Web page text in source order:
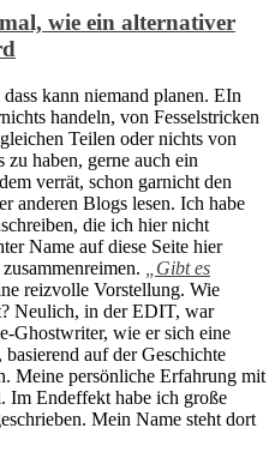
wie ein alternativer
kann niemand planen. EIn
handeln, von Fesselstricken
Teilen oder nichts von
haben, gerne auch ein
verrät, schon garnicht den
anderen Blogs lesen. Ich habe
die ich hier nicht
Name auf diese Seite hier
„Gibt es
reizvolle Vorstellung. Wie
Neulich, in der EDIT, war
Ghostwriter, wie er sich eine
auf der Geschichte
Meine persönliche Erfahrung mit
Im Endeffekt habe ich große
Mein Name steht dort